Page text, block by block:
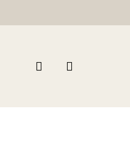
search
Close